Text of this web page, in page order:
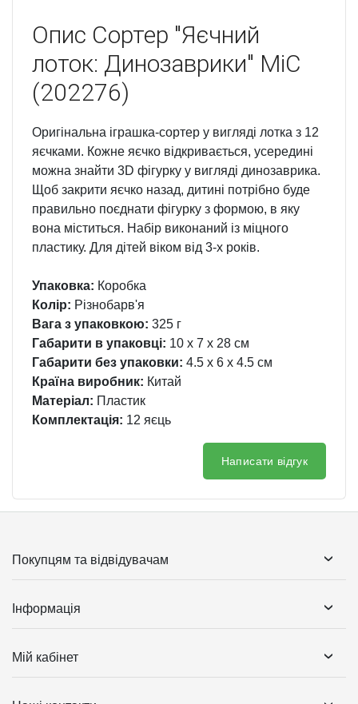
Опис Сортер "Яєчний
лоток: Динозаврики" MiC
(202276)
Оригінальна іграшка-сортер у вигляді лотка з 12
яєчками. Кожне яєчко відкривається, усередині
можна знайти 3D фігурку у вигляді динозаврика.
Щоб закрити яєчко назад, дитині потрібно буде
правильно поєднати фігурку з формою, в яку
вона міститься. Набір виконаний із міцного
пластику. Для дітей віком від 3-х років.
Упаковка: Коробка
Колір: Різнобарв'я
Вага з упаковкою: 325 г
Габарити в упаковці: 10 x 7 x 28 см
Габарити без упаковки: 4.5 x 6 x 4.5 см
Країна виробник: Китай
Матеріал: Пластик
Комплектація: 12 яєць
Написати відгук
Покупцям та відвідувачам
Інформація
Мій кабінет